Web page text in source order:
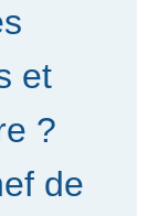
et
?
de